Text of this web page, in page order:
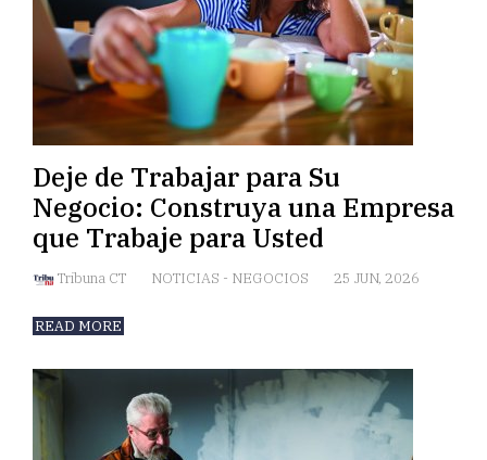
Deje de Trabajar para Su
Negocio: Construya una Empresa
que Trabaje para Usted
Tribuna CT NOTICIAS - NEGOCIOS 25 JUN, 2026
READ MORE